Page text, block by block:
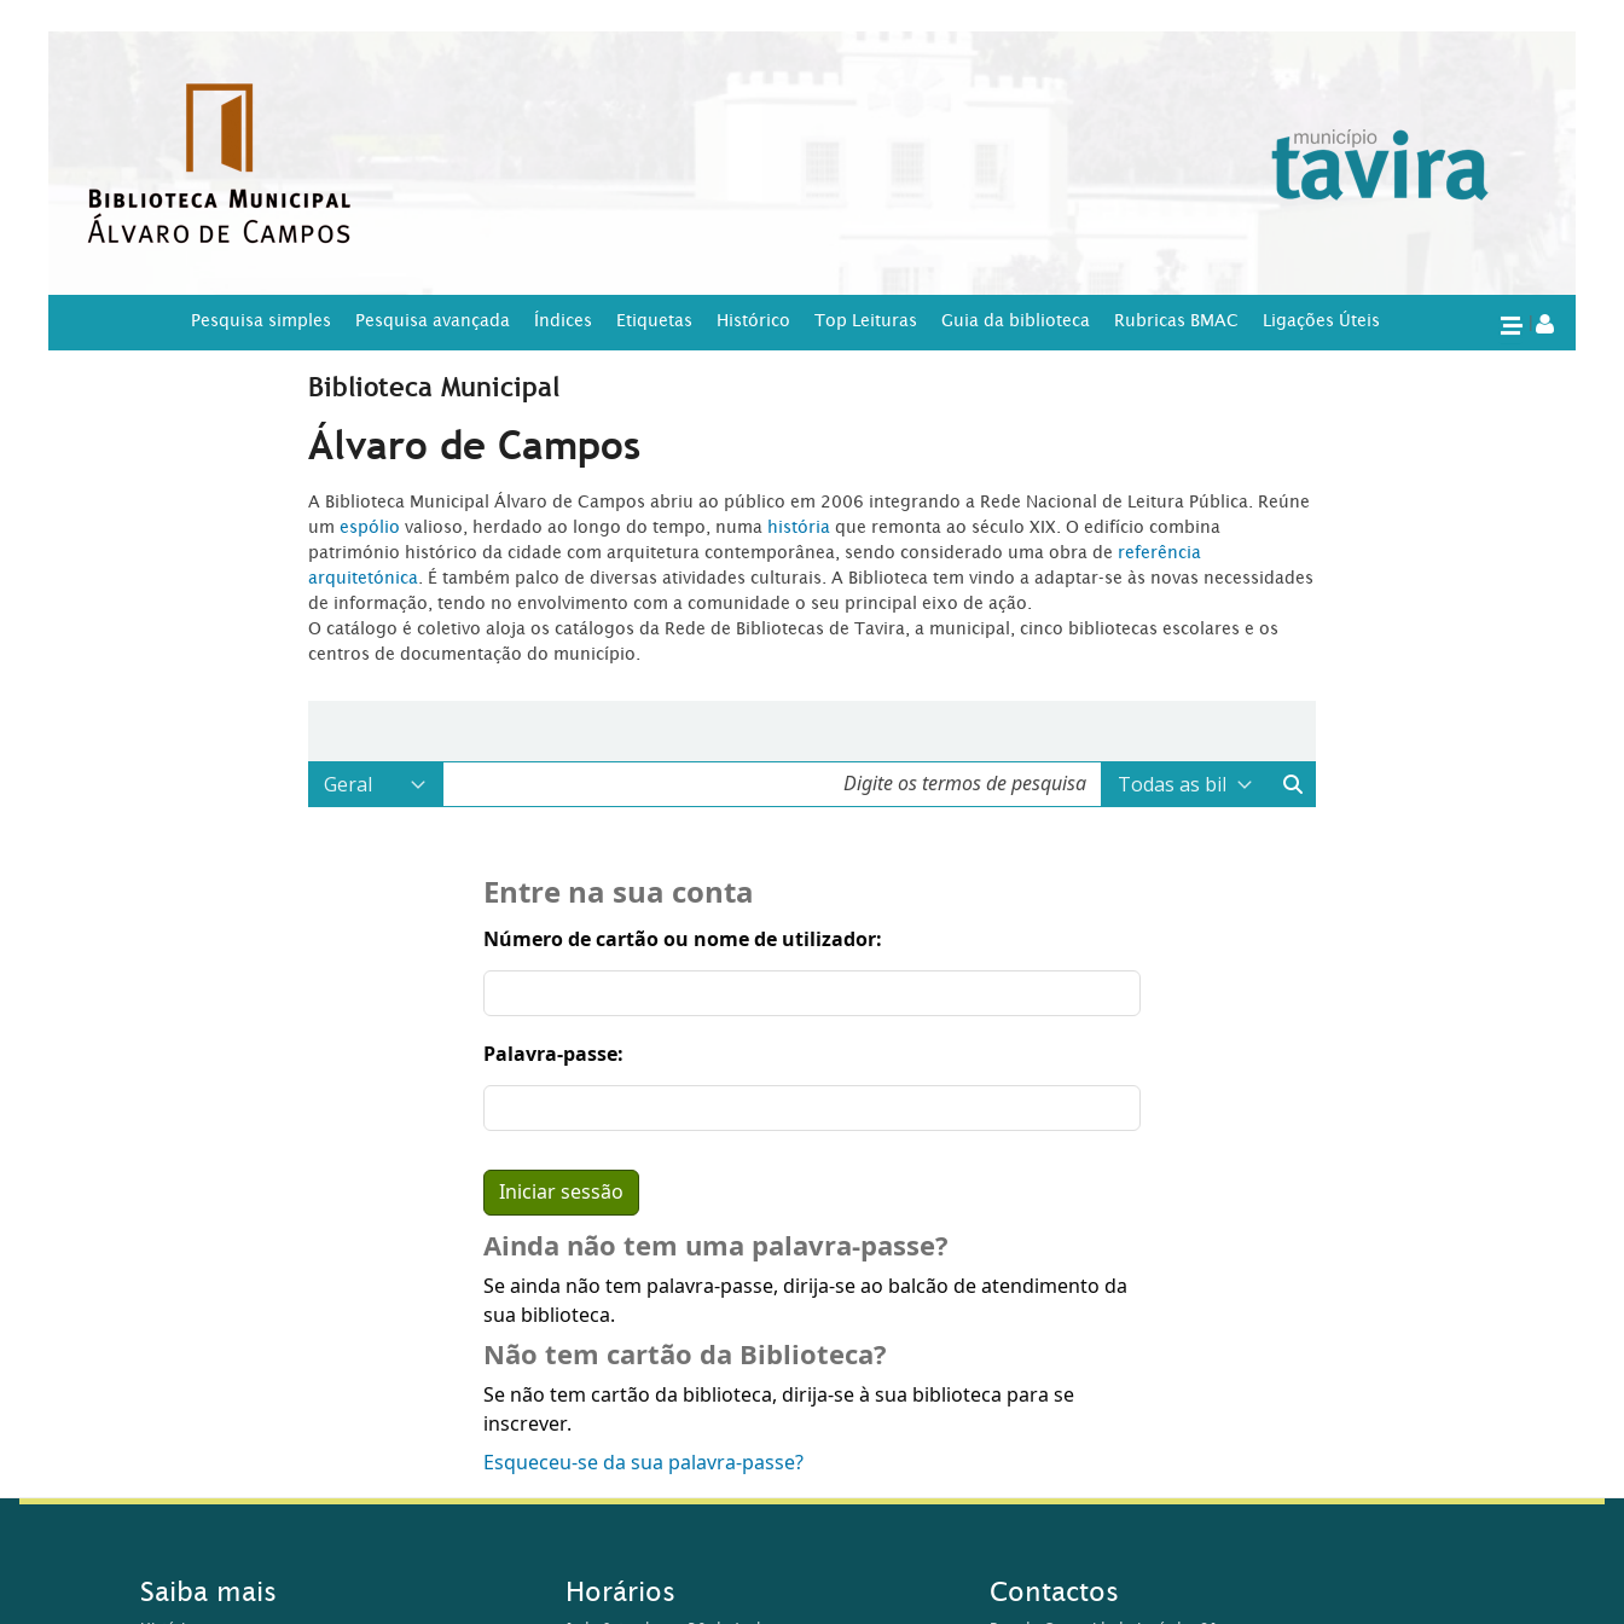
Pesquisa simples Pesquisa avançada Índices Etiquetas Histórico Top Leituras Guia da biblioteca Rubricas BMAC Ligações Úteis
Biblioteca Municipal
Álvaro de Campos
A Biblioteca Municipal Álvaro de Campos abriu ao público em 2006 integrando a Rede Nacional de Leitura Pública. Reúne
um espólio valioso, herdado ao longo do tempo, numa história que remonta ao século XIX. O edifício combina
património histórico da cidade com arquitetura contemporânea, sendo considerado uma obra de referência
arquitetónica . É também palco de diversas atividades culturais. A Biblioteca tem vindo a adaptar-se às novas necessidades
de informação, tendo no envolvimento com a comunidade o seu principal eixo de ação.
O catálogo é coletivo aloja os catálogos da Rede de Bibliotecas de Tavira, a municipal, cinco bibliotecas escolares e os
centros de documentação do município.
Entre na sua conta
Número de cartão ou nome de utilizador:
Palavra-passe:
Ainda não tem uma palavra-passe?
Se ainda não tem palavra-passe, dirija-se ao balcão de atendimento da
sua biblioteca.
Não tem cartão da Biblioteca?
Se não tem cartão da biblioteca, dirija-se à sua biblioteca para se
inscrever.
Esqueceu-se da sua palavra-passe?
Saiba mais Horários Contactos